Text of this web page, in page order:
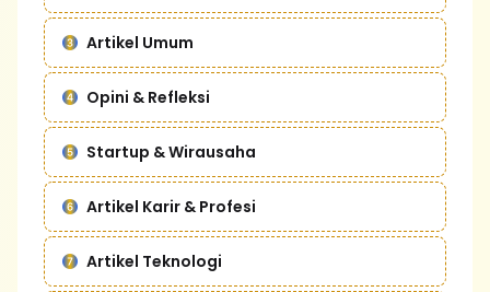
Artikel Umum
Opini & Refleksi
Startup & Wirausaha
Artikel Karir & Profesi
Artikel Teknologi